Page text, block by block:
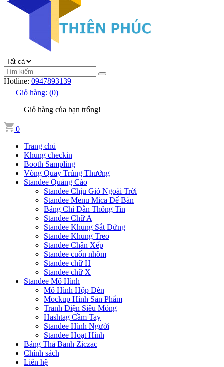
Hotline: 0947893139
Giỏ hàng: (0)
Giỏ hàng của bạn trống!
0
Trang chủ
Khung checkin
Booth Sampling
Vòng Quay Trúng Thưởng
Standee Quảng Cáo
Standee Chịu Gió Ngoài Trời
Standee Menu Mica Để Bàn
Bảng Chỉ Dẫn Thông Tin
Standee Chữ A
Standee Khung Sắt Đứng
Standee Khung Treo
Standee Chân Xếp
Standee cuốn nhôm
Standee chữ H
Standee chữ X
Standee Mô Hình
Mô Hình Hộp Đèn
Mockup Hình Sản Phẩm
Tranh Điện Siêu Mỏng
Hashtag Cầm Tay
Standee Hình Người
Standee Hoạt Hình
Bảng Thả Banh Ziczac
Chính sách
Liên hệ